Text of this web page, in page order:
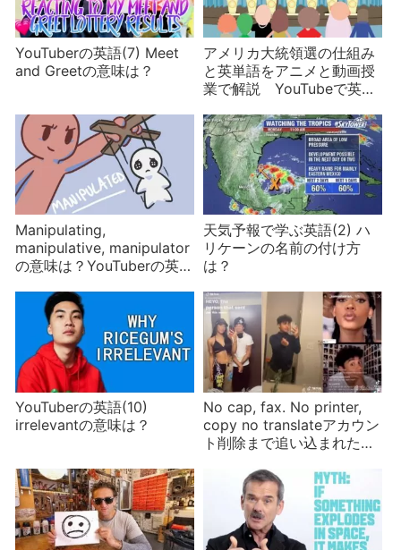
YouTuberの英語(7) Meet
and Greetの意味は？
アメリカ大統領選の仕組み
と英単語をアニメと動画授
業で解説 YouTubeで英語
Manipulating,
manipulative, manipulator
の意味は？YouTuberの英語
天気予報で学ぶ英語(2) ハ
リケーンの名前の付け方
は？
YouTuberの英語(10)
irrelevantの意味は？
No cap, fax. No printer,
copy no translateアカウン
ト削除まで追い込まれた